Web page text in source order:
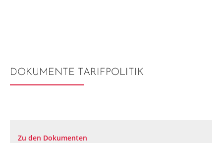
DOKUMENTE TARIFPOLITIK
Zu den Dokumenten